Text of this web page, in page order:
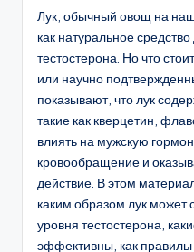
Лук, обычный овощ на
как натуральное
тестостерона. Но что
или научно
показывают, что лук
такие как кверцетин,
влиять на мужскую
кровообращение и
действие. В этом
каким образом лук
уровня тестостерона,
эффективны, как